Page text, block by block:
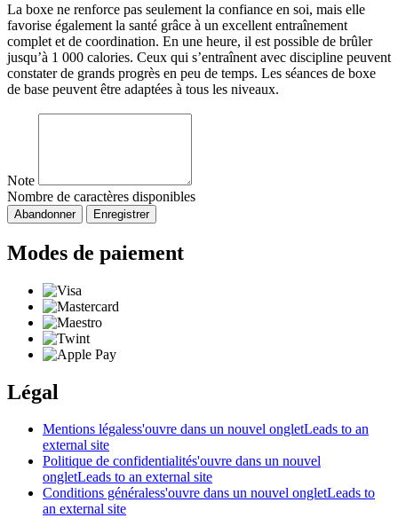
La boxe ne renforce pas seulement la confiance en soi, mais elle
favorise également la santé grâce à un excellent entraînement
complet et de coordination. En une heure, il est possible de brûler
jusqu’à 1 000 calories. Ceux qui s’entraînent avec discipline peuvent
constater de grands progrès en peu de temps. Les séances de boxe
de base peuvent être adaptées à tous les niveaux.
Note
Nombre de caractères disponibles
Abandonner Enregistrer
Modes de paiement
Légal
Mentions légaless'ouvre dans un nouvel ongletLeads to an
external site
Politique de confidentialités'ouvre dans un nouvel
ongletLeads to an external site
Conditions généraless'ouvre dans un nouvel ongletLeads to
an external site